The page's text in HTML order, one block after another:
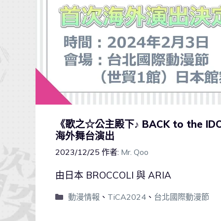
《歌之☆公主殿下♪ BACK to the
海外舞台演出
2023/12/25 作者: Mr. Qoo
由日本 BROCCOLI 與 ARIA
動漫情報 、 TiCA2024、 台北國際動漫節